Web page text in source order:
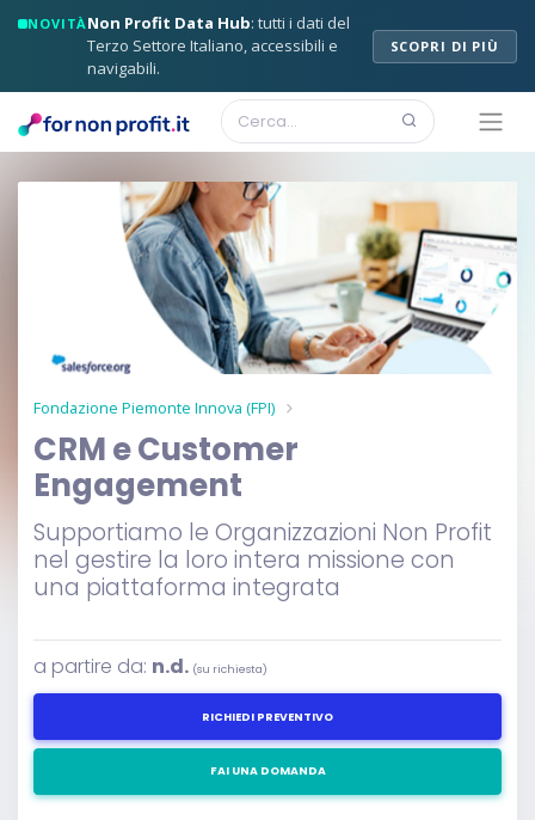
NOVITÀNon Profit Data Hub: tutti i dati del
Terzo Settore Italiano, accessibili e
navigabili.
SCOPRI DI PIÙ
Fondazione Piemonte Innova (FPI)
CRM e Customer
Engagement
Supportiamo le Organizzazioni Non Profit
nel gestire la loro intera missione con
una piattaforma integrata
a partire da: n.d. (su richiesta)
RICHIEDI PREVENTIVO
FAI UNA DOMANDA